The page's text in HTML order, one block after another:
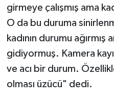
girmeye çalışmış ama
O da bu duruma
kadının durumu ağırmış
gidiyormuş. Kamera
ve acı bir durum.
olması üzücü" dedi.